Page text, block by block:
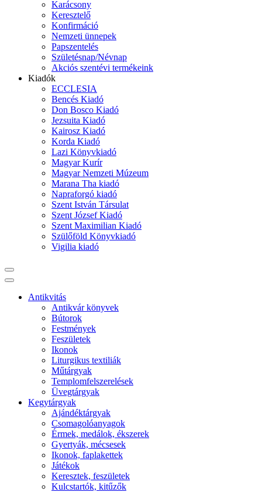
Karácsony
Keresztelő
Konfirmáció
Nemzeti ünnepek
Papszentelés
Születésnap/Névnap
Akciós szentévi termékeink
Kiadók
ECCLESIA
Bencés Kiadó
Don Bosco Kiadó
Jezsuita Kiadó
Kairosz Kiadó
Korda Kiadó
Lazi Könyvkiadó
Magyar Kurír
Magyar Nemzeti Múzeum
Marana Tha kiadó
Napraforgó kiadó
Szent István Társulat
Szent József Kiadó
Szent Maximilian Kiadó
Szülőföld Könyvkiadó
Vigilia kiadó
Antikvitás
Antikvár könyvek
Bútorok
Festmények
Feszületek
Ikonok
Liturgikus textiliák
Műtárgyak
Templomfelszerelések
Üvegtárgyak
Kegytárgyak
Ajándéktárgyak
Csomagolóanyagok
Érmek, medálok, ékszerek
Gyertyák, mécsesek
Ikonok, faplakettek
Játékok
Keresztek, feszületek
Kulcstartók, kitűzők